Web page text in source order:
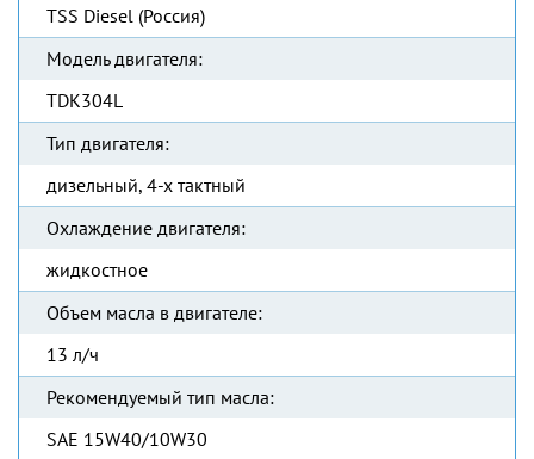
TSS Diesel (Россия)
Модель двигателя:
TDК304L
Тип двигателя:
дизельный, 4-х тактный
Охлаждение двигателя:
жидкостное
Объем масла в двигателе:
13 л/ч
Рекомендуемый тип масла:
SAE 15W40/10W30